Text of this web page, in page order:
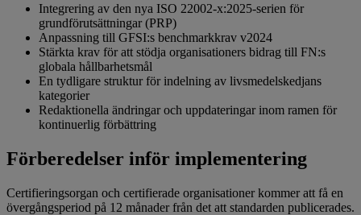
Integrering av den nya ISO 22002‑x:2025-serien för
grundförutsättningar (PRP)
Anpassning till GFSI:s benchmarkkrav v2024
Stärkta krav för att stödja organisationers bidrag till FN:s
globala hållbarhetsmål
En tydligare struktur för indelning av livsmedelskedjans
kategorier
Redaktionella ändringar och uppdateringar inom ramen för
kontinuerlig förbättring
Förberedelser inför implementering
Certifieringsorgan och certifierade organisationer kommer att få en
övergångsperiod på 12 månader från det att standarden publicerades.